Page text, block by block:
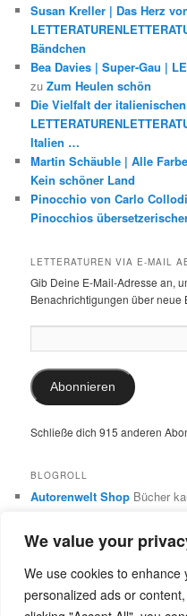
We value your
We use cookies to
personalized ads or
Susan Kreller | Das Herz
Bändchen
Bea Davies | Super-Gau |
zuZum Heulen schön
Die Vielfalt der
Italien …
Martin Schäuble | Alle
Kein schöner Land
Pinocchio von Carlo
Pinocchios
LETTERATUREN VIA E-MAIL
Gib Deine E-Mail-Adresse an,
Benachrichtigungen über neue
Mail-
Adresse:
Abonnieren
Schließe dich 915 anderen
BLOGROLL
Autorenwelt Shop Bücher
0
Dr. Ulrike Schimming
und Englischen 0